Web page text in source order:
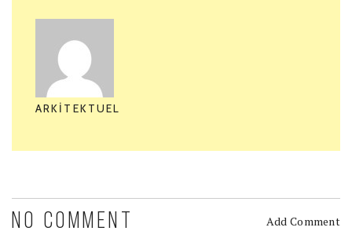
ARKITEKTUEL
NO COMMENT Add Comment